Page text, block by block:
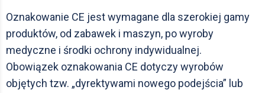
Oznakowanie CE jest wymagane dla szerokiej gamy
produktów, od zabawek i maszyn, po wyroby
medyczne i środki ochrony indywidualnej.
Obowiązek oznakowania CE dotyczy wyrobów
objętych tzw. „dyrektywami nowego podejścia” lub